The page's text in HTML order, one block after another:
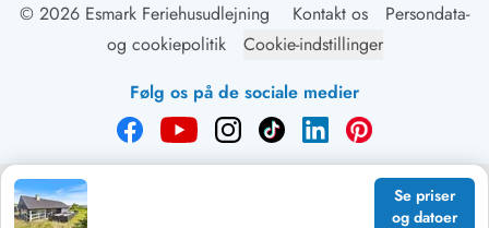
Se priser
og datoer
© 2026 Esmark Feriehusudlejning
Kontakt os
Persondata-
og cookiepolitik
Cookie-indstillinger
Følg os på de sociale medier